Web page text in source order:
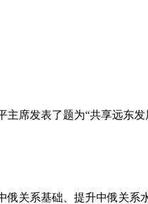
席发表了题为“共享远东发
俄关系基础、提升中俄关系